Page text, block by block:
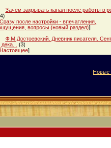
Зачем закрывать канал после работы в
Сразу после настройки - впечатления,
вопросы (новый раздел)]
Ф.М.Достоевский. Дневник писателя.
дека...
(3)
Настоящее]
[ Новые